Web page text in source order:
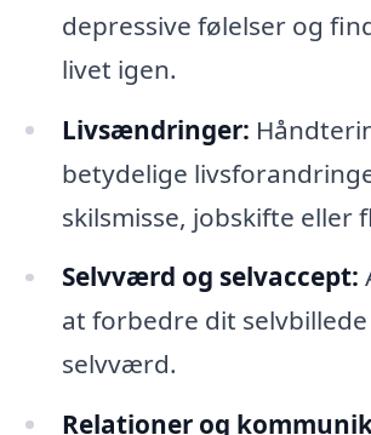
depressive følelser og
livet igen.
Livsændringer:
betydelige
skilsmisse, jobskifte eller
Selvværd og selvaccept:
at forbedre dit
selvværd.
Relationer og